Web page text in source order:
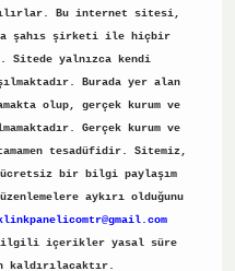
Bu internet sitesi,
şahıs şirketi ile hiçbir
Sitede yalnızca kendi
Burada yer alan
olup, gerçek kurum ve
Gerçek kurum ve
tesadüfidir. Sitemiz,
ücretsiz bir bilgi paylaşım
aykırı olduğunu
ilgili içerikler yasal süre
kaldırılacaktır.